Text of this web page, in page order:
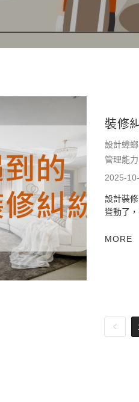
裝修
設計蟑螂
管理能力
2025-
設計裝修糾紛多，你
聳動了
MORE